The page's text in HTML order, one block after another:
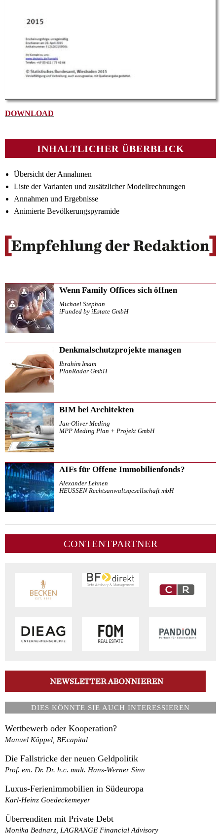
DOWNLOAD
INHALTLICHER ÜBERBLICK
Übersicht der Annahmen
Liste der Varianten und zusätzlicher Modellrechnungen
Annahmen und Ergebnisse
Animierte Bevölkerungspyramide
Wenn Family Offices sich öffnen
Michael Stephan
iFunded by iEstate GmbH
Denkmalschutzprojekte managen
Ibrahim Imam
PlanRadar GmbH
BIM bei Architekten
Jan-Oliver Meding
MPP Meding Plan + Projekt GmbH
AIFs für Offene Immobilienfonds?
Alexander Lehnen
HEUSSEN Rechtsanwaltsgesellschaft mbH
CONTENTPARTNER
DIES KÖNNTE SIE AUCH INTERESSIEREN
Wettbewerb oder Kooperation?
Manuel Köppel, BF.capital
Die Fallstricke der neuen Geldpolitik
Prof. em. Dr. Dr. h.c. mult. Hans-Werner Sinn
Luxus-Ferienimmobilien in Südeuropa
Karl-Heinz Goedeckemeyer
Überrenditen mit Private Debt
Monika Bednarz, LAGRANGE Financial Advisory